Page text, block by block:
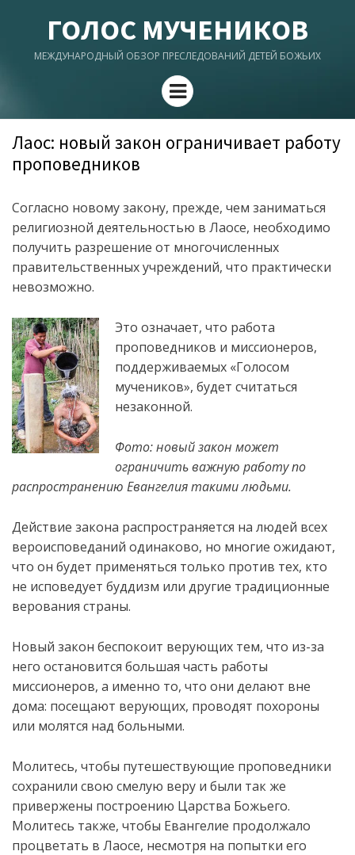
ГОЛОС МУЧЕНИКОВ
МЕЖДУНАРОДНЫЙ ОБЗОР ПРЕСЛЕДОВАНИЙ ДЕТЕЙ БОЖЬИХ
Menu
Лаос: новый закон ограничивает работу
проповедников
Согласно новому закону, прежде, чем заниматься
религиозной деятельностью в Лаосе, необходимо
получить разрешение от многочисленных
правительственных учреждений, что практически
невозможно.
Это означает, что работа
проповедников и миссионеров,
поддерживаемых «Голосом
мучеников», будет считаться
незаконной.
Фото: новый закон может
ограничить важную работу по
распространению Евангелия такими людьми.
Действие закона распространяется на людей всех
вероисповеданий одинаково, но многие ожидают,
что он будет применяться только против тех, кто
не исповедует буддизм или другие традиционные
верования страны.
Новый закон беспокоит верующих тем, что из-за
него остановится большая часть работы
миссионеров, а именно то, что они делают вне
дома: посещают верующих, проводят похороны
или молятся над больными.
Молитесь, чтобы путешествующие проповедники
сохранили свою смелую веру и были так же
привержены построению Царства Божьего.
Молитесь также, чтобы Евангелие продолжало
процветать в Лаосе, несмотря на попытки его